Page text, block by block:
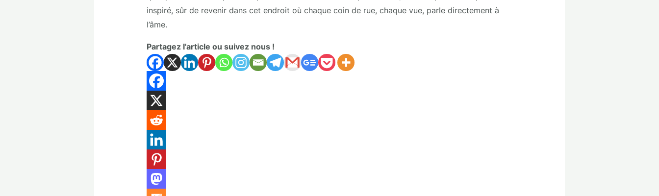
inspiré, sûr de revenir dans cet endroit où chaque coin de rue, chaque vue, parle directement à
l’âme.
Partagez l'article ou suivez nous !